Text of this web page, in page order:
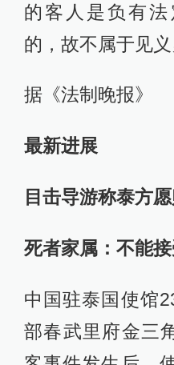
的客人是负有
的，故不属于见义
据《法制晚报》
最新进展
目击导游称泰方
死者家属：不能
中国驻泰国使馆
部春武里府金三